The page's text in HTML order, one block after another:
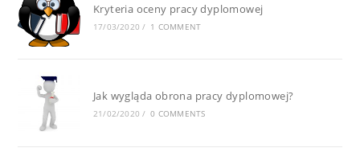
Kryteria oceny pracy dyplomowej
17/03/2020 / 1 COMMENT
Jak wygląda obrona pracy dyplomowej?
21/02/2020 / 0 COMMENTS